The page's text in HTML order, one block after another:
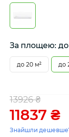
За площею: до
до 20 м² до
13926 ₴
11837 ₴
Знайшли